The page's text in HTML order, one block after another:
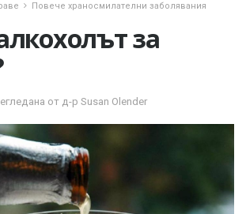
Повече храносмилателни заболявания
за
от д-р Susan Olender